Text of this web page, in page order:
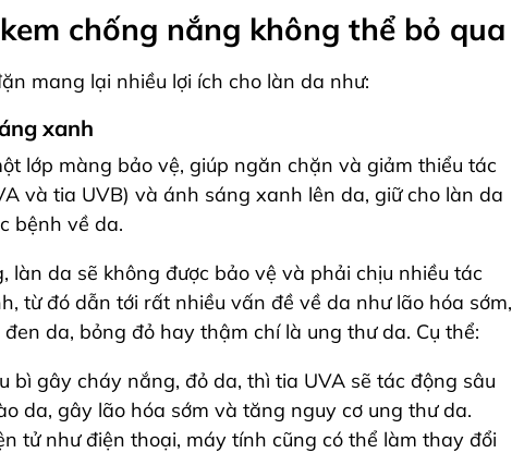
chống nắng không thể bỏ qua
mang lại nhiều lợi ích cho làn da như:
xanh
lớp màng bảo vệ, giúp ngăn chặn và giảm thiểu tác
và tia UVB) và ánh sáng xanh lên da, giữ cho làn da
bệnh về da.
làn da sẽ không được bảo vệ và phải chịu nhiều tác
từ đó dẫn tới rất nhiều vấn đề về da như lão hóa sớm,
da, bỏng đỏ hay thậm chí là ung thư da. Cụ thể:
bì gây cháy nắng, đỏ da, thì tia UVA sẽ tác động sâu
da, gây lão hóa sớm và tăng nguy cơ ung thư da.
tử như điện thoại, máy tính cũng có thể làm thay đổi